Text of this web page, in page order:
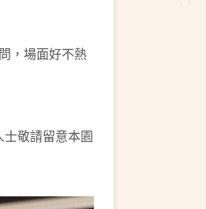
，場面好不熱
敬請留意本園